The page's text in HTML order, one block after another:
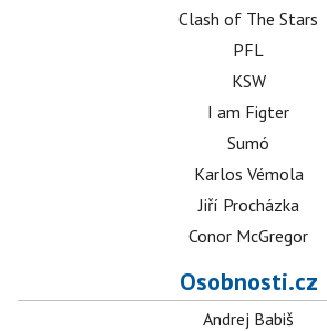
Clash of The Stars
PFL
KSW
I am Figter
Sumó
Karlos Vémola
Jiří Procházka
Conor McGregor
Osobnosti.cz
Andrej Babiš